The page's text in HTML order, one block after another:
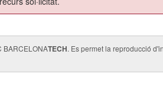
BARCELONATECH. Es permet la reproducció